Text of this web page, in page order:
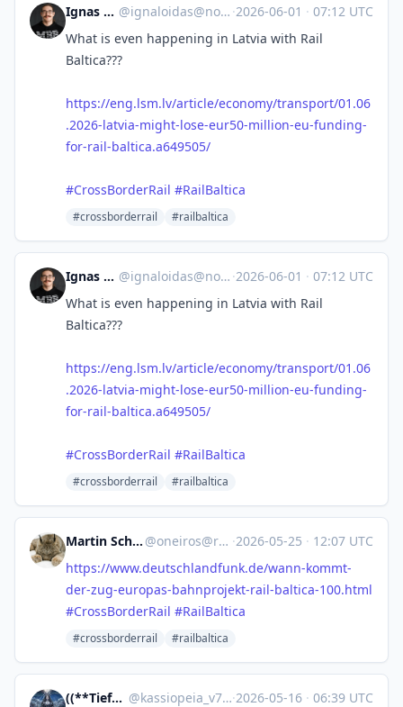
Ignas Kiela @ignaloidas@not.acu.lt ·2026-06-01 · 07:12 UTC
What is even happening in Latvia with Rail
Baltica???
https://eng.lsm.lv/article/economy/transport/01.06
.2026-latvia-might-lose-eur50-million-eu-funding-
for-rail-baltica.a649505/
#CrossBorderRail #RailBaltica
#crossborderrail #railbaltica
Ignas Kiela @ignaloidas@not.acu.lt ·2026-06-01 · 07:12 UTC
What is even happening in Latvia with Rail
Baltica???
https://eng.lsm.lv/article/economy/transport/01.06
.2026-latvia-might-lose-eur50-million-eu-funding-
for-rail-baltica.a649505/
#CrossBorderRail #RailBaltica
#crossborderrail #railbaltica
Martin Schröder 🇺🇳 @oneiros@ruhr.social ·2026-05-25 · 12:07 UTC
https://www.deutschlandfunk.de/wann-kommt-
der-zug-europas-bahnprojekt-rail-baltica-100.html
#CrossBorderRail #RailBaltica
#crossborderrail #railbaltica
((**Tiefenkultur**)) @kassiopeia_v7@mastodon.social ·2026-05-16 · 06:39 UTC